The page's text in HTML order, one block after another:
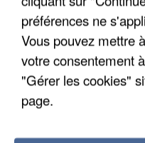
préférences ne
Vous pouvez mettre
votre consentement
"Gérer les cookies"
page.